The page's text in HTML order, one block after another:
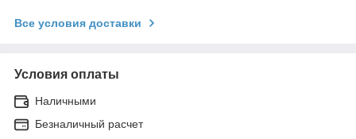
Все условия доставки
Условия оплаты
Наличными
Безналичный расчет